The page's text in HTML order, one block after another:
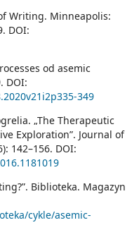
Writing. Minneapolis:
DOI:
od asemic
DOI:
349
„The Therapeutic
Exploration”. Journal of
142–156. DOI:
Biblioteka. Magazyn
cykle/asemic-